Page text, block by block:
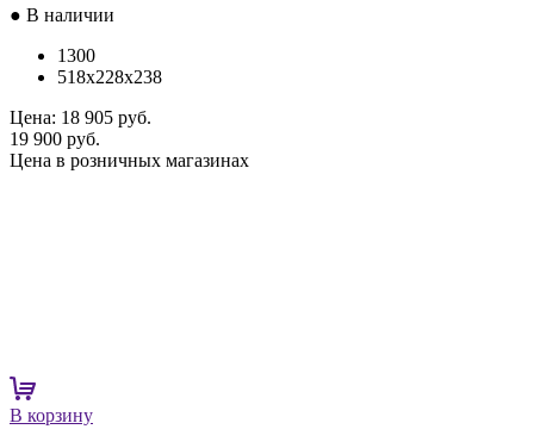
● В наличии
1300
518x228x238
Цена: 18 905 руб.
19 900 руб.
Цена в розничных магазинах
В корзину